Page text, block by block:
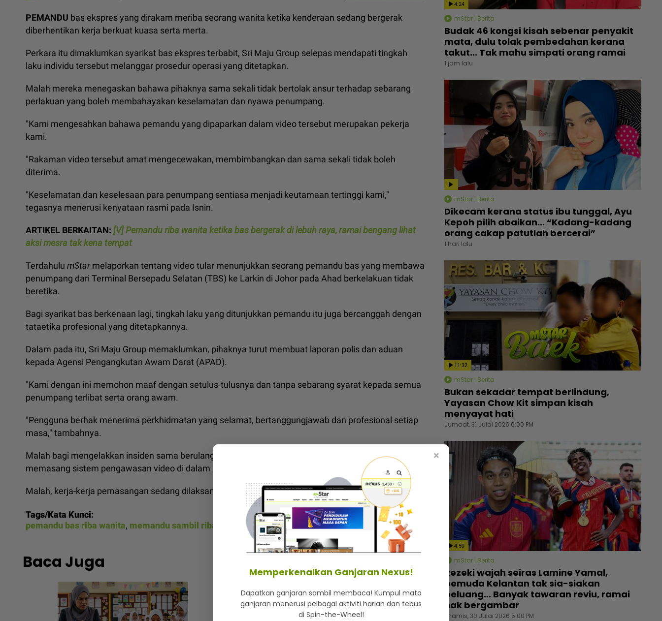
PEMANDU bas ekspres yang dirakam meriba seorang wanita ketika kenderaan sedang bergerak
diberhentikan kerja berkuat kuasa serta merta.
Perkara itu dimaklumkan syarikat bas ekspres terbabit, Sri Maju Group selepas mendapati tingkah
laku individu tersebut melanggar prosedur operasi yang ditetapkan.
Malah mereka menegaskan bahawa pihaknya sama sekali tidak bertolak ansur terhadap sebarang
perlakuan yang boleh membahayakan keselamatan dan nyawa penumpang.
"Kami mengesahkan bahawa pemandu yang dipaparkan dalam video tersebut merupakan pekerja
kami.
"Rakaman video tersebut amat mengecewakan, membimbangkan dan sama sekali tidak boleh
diterima.
"Keselamatan dan keselesaan para penumpang sentiasa menjadi keutamaan tertinggi kami,"
tegasnya menerusi kenyataan rasmi pada Isnin.
ARTIKEL BERKAITAN: [V] Pemandu riba wanita ketika bas bergerak di lebuh raya, ramai bengang lihat
aksi mesra tak kena tempat
Terdahulu mStarmelaporkan tentang video tular menunjukkan seorang pemandu bas yang membawa
penumpang dari Terminal Bersepadu Selatan (TBS) ke Larkin di Johor pada Ahad berkelakuan tidak
beretika.
Bagi syarikat bas berkenaan lagi, tingkah laku yang ditunjukkan pemandu itu juga bercanggah dengan
tataetika profesional yang ditetapkannya.
Dalam pada itu, Sri Maju Group memaklumkan, pihaknya turut membuat laporan polis dan aduan
kepada Agensi Pengangkutan Awam Darat (APAD).
"Kami dengan ini memohon maaf dengan setulus-tulusnya dan tanpa sebarang syarat kepada semua
penumpang terlibat serta orang awam.
"Pengguna berhak menerima perkhidmatan yang selamat, bertanggungjawab dan profesional setiap
masa," tambahnya.
Malah bagi mengelakkan insiden sama berulang, pihaknya melakukan penambahbaikan dengan
memasang sistem pengawasan video di dalam bas baharu.
Malah, kerja-kerja pemasangan sedang dilaksanakan dengan kadar segera pada bas sedia ada.
Tags/Kata Kunci:
pemandu bas riba wanita, memandu sambil riba wanita , pemandu bas viral,pemandu bas dipecat
Baca Juga
4:24
mStar | Berita
Budak 46 kongsi kisah sebenar penyakit
mata, dulu tolak pembedahan kerana
takut... Tak mahu simpati orang ramai
1 jam lalu
mStar | Berita
Dikecam kerana status ibu tunggal, Ayu
Kepoh pilih abaikan... “Kadang-kadang
orang cakap patutlah bercerai”
1 hari lalu
11:32
mStar | Berita
Bukan sekadar tempat berlindung,
Yayasan Chow Kit simpan kisah
menyayat hati
Jumaat, 31 Julai 2026 6:00 PM
4:59
mStar | Berita
Rezeki wajah seiras Lamine Yamal,
pemuda Kelantan tak sia-siakan
peluang... Banyak tawaran reviu, ramai
nak bergambar
Khamis, 30 Julai 2026 5:00 PM
×
Memperkenalkan Ganjaran Nexus!
Dapatkan ganjaran sambil membaca! Kumpul mata
ganjaran menerusi pelbagai aktiviti harian dan tebus
di Spin-the-Wheel!